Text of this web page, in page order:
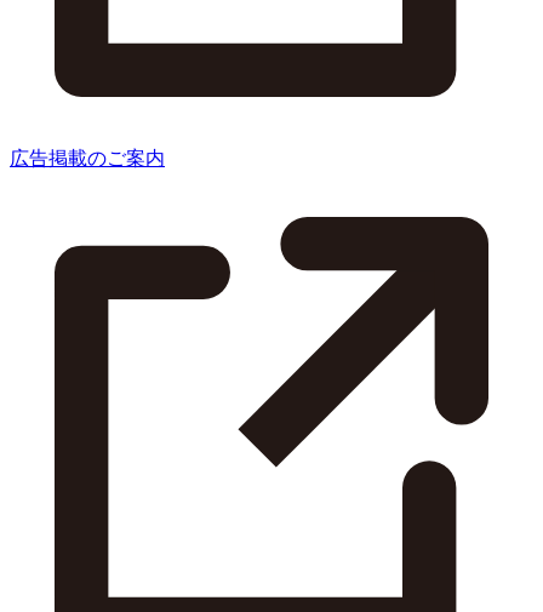
広告掲載のご案内